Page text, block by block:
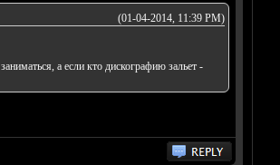
(01-04-2014, 11:39 PM)
а если кто дискографию зальет -